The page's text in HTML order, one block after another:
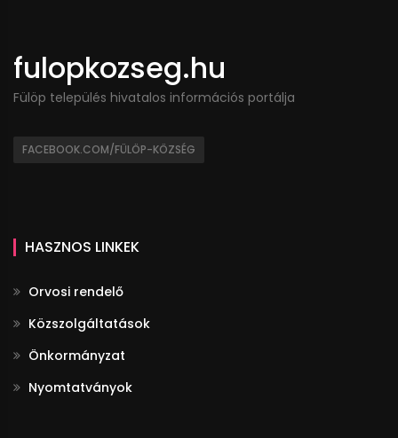
fulopkozseg.hu
Fülöp település hivatalos információs portálja
FACEBOOK.COM/FÜLÖP-KÖZSÉG
HASZNOS LINKEK
Orvosi rendelő
Közszolgáltatások
Önkormányzat
Nyomtatványok